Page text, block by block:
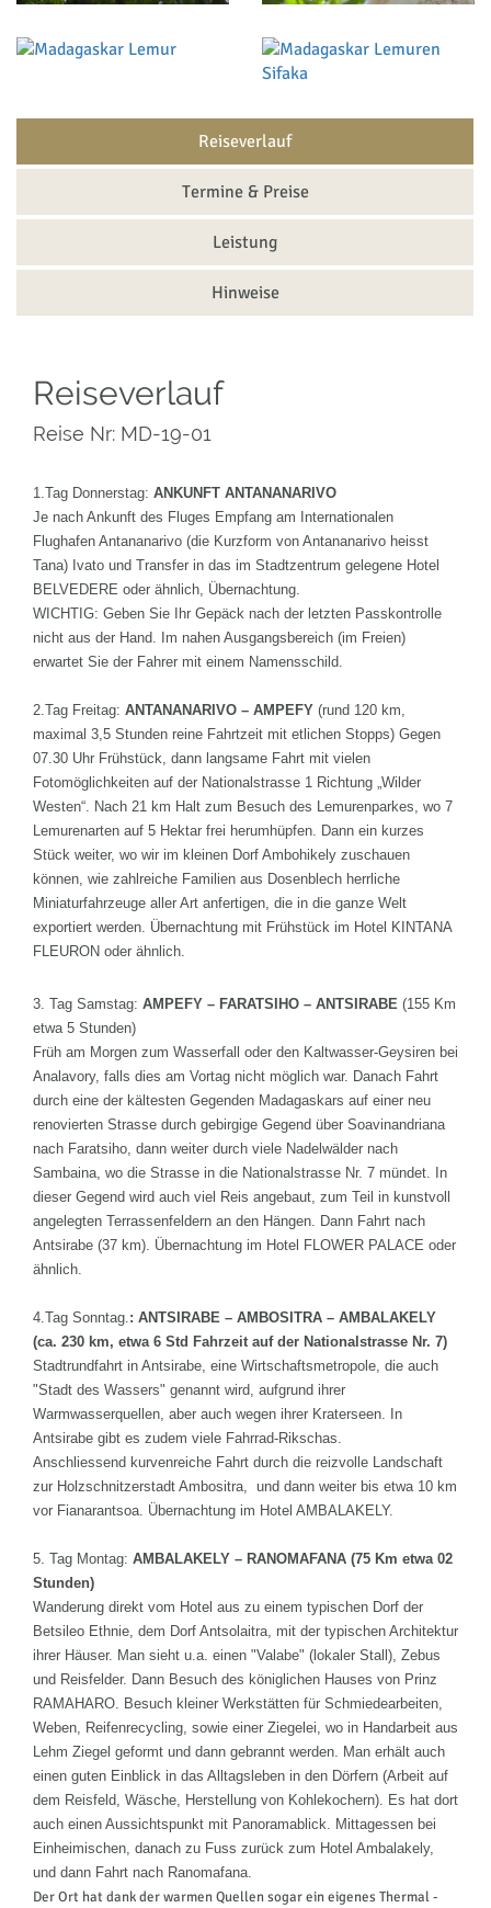
Reiseverlauf
Termine & Preise
Leistung
Hinweise
Reiseverlauf
Reise Nr: MD-19-01
1.Tag Donnerstag: ANKUNFT ANTANANARIVO
Je nach Ankunft des Fluges Empfang am Internationalen
Flughafen Antananarivo (die Kurzform von Antananarivo heisst
Tana) Ivato und Transfer in das im Stadtzentrum gelegene Hotel
BELVEDERE oder ähnlich, Übernachtung.
WICHTIG: Geben Sie Ihr Gepäck nach der letzten Passkontrolle
nicht aus der Hand. Im nahen Ausgangsbereich (im Freien)
erwartet Sie der Fahrer mit einem Namensschild.
2.Tag Freitag: ANTANANARIVO – AMPEFY (rund 120 km,
maximal 3,5 Stunden reine Fahrtzeit mit etlichen Stopps) Gegen
07.30 Uhr Frühstück, dann langsame Fahrt mit vielen
Fotomöglichkeiten auf der Nationalstrasse 1 Richtung „Wilder
Westen“. Nach 21 km Halt zum Besuch des Lemurenparkes, wo 7
Lemurenarten auf 5 Hektar frei herumhüpfen. Dann ein kurzes
Stück weiter, wo wir im kleinen Dorf Ambohikely zuschauen
können, wie zahlreiche Familien aus Dosenblech herrliche
Miniaturfahrzeuge aller Art anfertigen, die in die ganze Welt
exportiert werden. Übernachtung mit Frühstück im Hotel KINTANA
FLEURON oder ähnlich.
3. Tag Samstag: AMPEFY – FARATSIHO – ANTSIRABE (155 Km
etwa 5 Stunden)
Früh am Morgen zum Wasserfall oder den Kaltwasser-Geysiren bei
Analavory, falls dies am Vortag nicht möglich war. Danach Fahrt
durch eine der kältesten Gegenden Madagaskars auf einer neu
renovierten Strasse durch gebirgige Gegend über Soavinandriana
nach Faratsiho, dann weiter durch viele Nadelwälder nach
Sambaina, wo die Strasse in die Nationalstrasse Nr. 7 mündet. In
dieser Gegend wird auch viel Reis angebaut, zum Teil in kunstvoll
angelegten Terrassenfeldern an den Hängen. Dann Fahrt nach
Antsirabe (37 km). Übernachtung im Hotel FLOWER PALACE oder
ähnlich.
4.Tag Sonntag.: ANTSIRABE – AMBOSITRA – AMBALAKELY
(ca. 230 km, etwa 6 Std Fahrzeit auf der Nationalstrasse Nr. 7)
Stadtrundfahrt in Antsirabe, eine Wirtschaftsmetropole, die auch
"Stadt des Wassers" genannt wird, aufgrund ihrer
Warmwasserquellen, aber auch wegen ihrer Kraterseen. In
Antsirabe gibt es zudem viele Fahrrad-Rikschas.
Anschliessend kurvenreiche Fahrt durch die reizvolle Landschaft
zur Holzschnitzerstadt Ambositra, und dann weiter bis etwa 10 km
vor Fianarantsoa. Übernachtung im Hotel AMBALAKELY.
5. Tag Montag: AMBALAKELY – RANOMAFANA (75 Km etwa 02
Stunden)
Wanderung direkt vom Hotel aus zu einem typischen Dorf der
Betsileo Ethnie, dem Dorf Antsolaitra, mit der typischen Architektur
ihrer Häuser. Man sieht u.a. einen "Valabe" (lokaler Stall), Zebus
und Reisfelder. Dann Besuch des königlichen Hauses von Prinz
RAMAHARO. Besuch kleiner Werkstätten für Schmiedearbeiten,
Weben, Reifenrecycling, sowie einer Ziegelei, wo in Handarbeit aus
Lehm Ziegel geformt und dann gebrannt werden. Man erhält auch
einen guten Einblick in das Alltagsleben in den Dörfern (Arbeit auf
dem Reisfeld, Wäsche, Herstellung von Kohlekochern). Es hat dort
auch einen Aussichtspunkt mit Panoramablick. Mittagessen bei
Einheimischen, danach zu Fuss zurück zum Hotel Ambalakely,
und dann Fahrt nach Ranomafana.
Der Ort hat dank der warmen Quellen sogar ein eigenes Thermal -